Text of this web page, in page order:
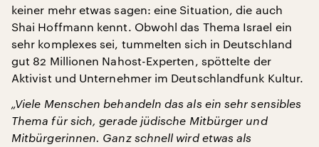
keiner mehr etwas sagen: eine Situation, die auch
Shai Hoffmann kennt. Obwohl das Thema Israel ein
sehr komplexes sei, tummelten sich in Deutschland
gut 82 Millionen Nahost-Experten, spöttelte der
Aktivist und Unternehmer im Deutschlandfunk Kultur.
„Viele Menschen behandeln das als ein sehr sensibles
Thema für sich, gerade jüdische Mitbürger und
Mitbürgerinnen. Ganz schnell wird etwas als